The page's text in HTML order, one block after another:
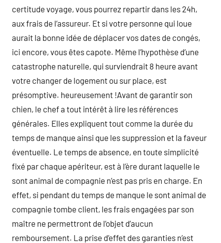
certitude voyage, vous pourrez repartir dans les 24h,
aux frais de l’assureur. Et si votre personne qui loue
aurait la bonne idée de déplacer vos dates de congés,
ici encore, vous êtes capote. Même l’hypothèse d’une
catastrophe naturelle, qui surviendrait 8 heure avant
votre changer de logement ou sur place, est
présomptive. heureusement !Avant de garantir son
chien, le chef a tout intérêt à lire les références
générales. Elles expliquent tout comme la durée du
temps de manque ainsi que les suppression et la faveur
éventuelle. Le temps de absence, en toute simplicité
fixé par chaque apériteur, est à l’ère durant laquelle le
sont animal de compagnie n’est pas pris en charge. En
effet, si pendant du temps de manque le sont animal de
compagnie tombe client, les frais engagées par son
maître ne permettront de l’objet d’aucun
remboursement. La prise d’effet des garanties n’est